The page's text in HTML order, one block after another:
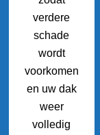
verdere
schade
wordt
voorkomen
en uw dak
weer
volledig